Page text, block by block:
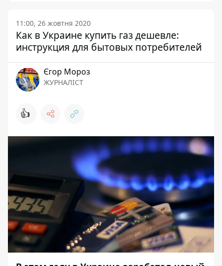
11:00, 26 жовтня 2020
Как в Украине купить газ дешевле:
инструкция для бытовых потребителей
Єгор Мороз
ЖУРНАЛІСТ
👍